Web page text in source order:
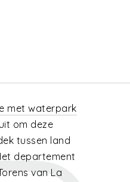
met waterpark
om deze
tussen land
departement
van La